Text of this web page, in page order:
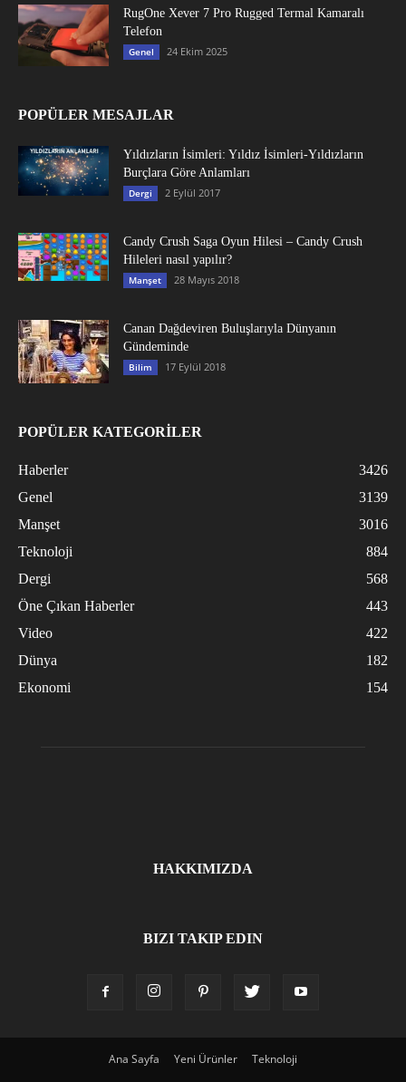
RugOne Xever 7 Pro Rugged Termal Kamaralı
Telefon
Genel 24 Ekim 2025
POPÜLER MESAJLAR
Yıldızların İsimleri: Yıldız İsimleri-Yıldızların
Burçlara Göre Anlamları
Dergi 2 Eylül 2017
Candy Crush Saga Oyun Hilesi – Candy Crush
Hileleri nasıl yapılır?
Manşet 28 Mayıs 2018
Canan Dağdeviren Buluşlarıyla Dünyanın
Gündeminde
Bilim 17 Eylül 2018
POPÜLER KATEGORİLER
Haberler
3426
Genel
3139
Manşet
3016
Teknoloji
884
Dergi
568
Öne Çıkan Haberler
443
Video
422
Dünya
182
Ekonomi
154
HAKKIMIZDA
BIZI TAKIP EDIN
Ana Sayfa Yeni Ürünler Teknoloji